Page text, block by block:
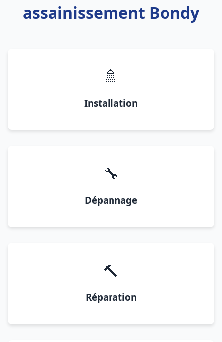
assainissement Bondy
🚿
Installation
🔧
Dépannage
🔨
Réparation